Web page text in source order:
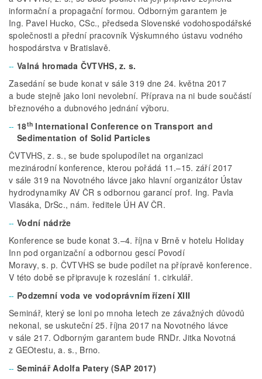
informační a propagační formou. Odborným garantem je
Ing. Pavel Hucko, CSc., předseda Slovenské vodohospodářské
společnosti a přední pracovník Výskumného ústavu vodného
hospodárstva v Bratislavě.
Valná hromada ČVTVHS, z. s.
Zasedání se bude konat v sále 319 dne 24. května 2017
a bude stejně jako loni nevolební. Příprava na ni bude součástí
březnového a dubnového jednání výboru.
18th International Conference on Transport and
Sedimentation of Solid Particles
ČVTVHS, z. s., se bude spolupodílet na organizaci
mezinárodní konference, kterou pořádá 11.–15. září 2017
v sále 319 na Novotného lávce jako hlavní organizátor Ústav
hydrodynamiky AV ČR s odbornou garancí prof. Ing. Pavla
Vlasáka, DrSc., nám. ředitele ÚH AV ČR.
Vodní nádrže
Konference se bude konat 3.–4. října v Brně v hotelu Holiday
Inn pod organizační a odbornou gescí Povodí
Moravy, s. p. ČVTVHS se bude podílet na přípravě konference.
V této době se připravuje k rozeslání 1. cirkulář.
Podzemní voda ve vodoprávním řízení XIII
Seminář, který se loni po mnoha letech ze závažných důvodů
nekonal, se uskuteční 25. října 2017 na Novotného lávce
v sále 217. Odborným garantem bude RNDr. Jitka Novotná
z GEOtestu, a. s., Brno.
Seminář Adolfa Patery (SAP 2017)